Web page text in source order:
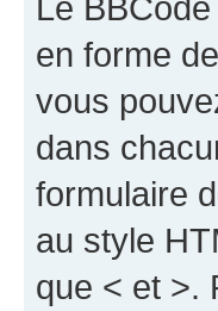
en forme
vous
dans
formulaire
au style
que < et >.